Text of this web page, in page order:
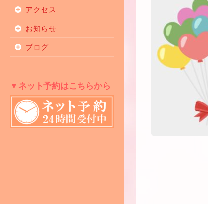
アクセス
お知らせ
ブログ
▼ネット予約はこちらから